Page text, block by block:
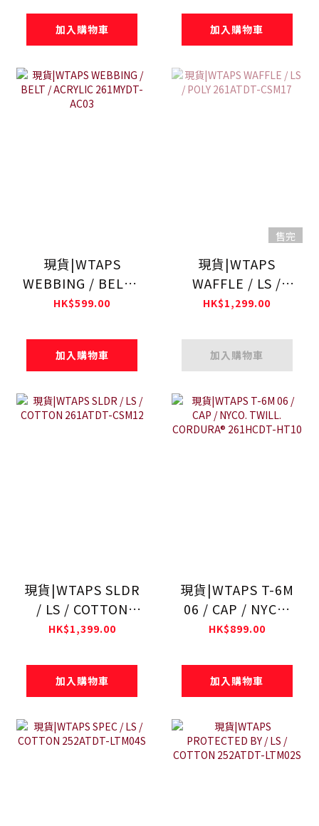
加入購物車
261TQDT-SHM02
加入購物車
現貨|WTAPS
WEBBING / BELT /
ACRYLIC
HK$599.00
加入購物車
售完
現貨|WTAPS
WAFFLE / LS /
POLY 261ATDT-
HK$1,299.00
加入購物車
現貨|WTAPS SLDR
/ LS / COTTON
261ATDT-CSM12
HK$1,399.00
加入購物車
現貨|WTAPS T-6M
06 / CAP / NYCO.
TWILL. CORDURA®
HK$899.00
加入購物車